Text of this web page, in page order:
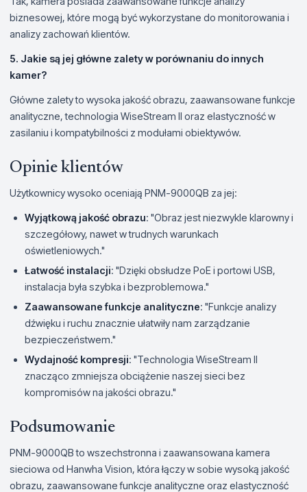
biznesowej, które mogą być wykorzystane do monitorowania i
analizy zachowań klientów.
5. Jakie są jej główne zalety w porównaniu do innych
kamer?
Główne zalety to wysoka jakość obrazu, zaawansowane funkcje
analityczne, technologia WiseStream II oraz elastyczność w
zasilaniu i kompatybilności z modułami obiektywów.
Opinie klientów
Użytkownicy wysoko oceniają PNM-9000QB za jej:
Wyjątkową jakość obrazu: "Obraz jest niezwykle klarowny i
szczegółowy, nawet w trudnych warunkach
oświetleniowych."
Łatwość instalacji: "Dzięki obsłudze PoE i portowi USB,
instalacja była szybka i bezproblemowa."
Zaawansowane funkcje analityczne: "Funkcje analizy
dźwięku i ruchu znacznie ułatwiły nam zarządzanie
bezpieczeństwem."
Wydajność kompresji: "Technologia WiseStream II
znacząco zmniejsza obciążenie naszej sieci bez
kompromisów na jakości obrazu."
Podsumowanie
PNM-9000QB to wszechstronna i zaawansowana kamera
sieciowa od Hanwha Vision, która łączy w sobie wysoką jakość
obrazu, zaawansowane funkcje analityczne oraz elastyczność